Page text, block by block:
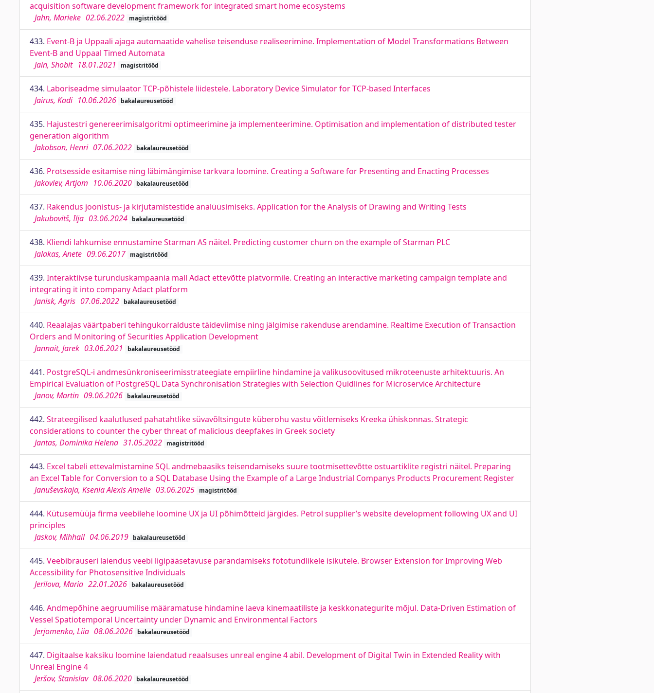
acquisition software development framework for integrated smart home ecosystems
Jahn, Marieke 02.06.2022 magistritööd
433. Event-B ja Uppaali ajaga automaatide vahelise teisenduse realiseerimine. Implementation of Model Transformations Between
Event-B and Uppaal Timed Automata
Jain, Shobit 18.01.2021 magistritööd
434. Laboriseadme simulaator TCP-põhistele liidestele. Laboratory Device Simulator for TCP-based Interfaces
Jairus, Kadi 10.06.2026 bakalaureusetööd
435. Hajustestri genereerimisalgoritmi optimeerimine ja implementeerimine. Optimisation and implementation of distributed tester
generation algorithm
Jakobson, Henri 07.06.2022 bakalaureusetööd
436. Protsesside esitamise ning läbimängimise tarkvara loomine. Creating a Software for Presenting and Enacting Processes
Jakovlev, Artjom 10.06.2020 bakalaureusetööd
437. Rakendus joonistus- ja kirjutamistestide analüüsimiseks. Application for the Analysis of Drawing and Writing Tests
Jakubovitš, Ilja 03.06.2024 bakalaureusetööd
438. Kliendi lahkumise ennustamine Starman AS näitel. Predicting customer churn on the example of Starman PLC
Jalakas, Anete 09.06.2017 magistritööd
439. Interaktiivse turunduskampaania mall Adact ettevõtte platvormile. Creating an interactive marketing campaign template and
integrating it into company Adact platform
Janisk, Agris 07.06.2022 bakalaureusetööd
440. Reaalajas väärtpaberi tehingukorralduste täideviimise ning jälgimise rakenduse arendamine. Realtime Execution of Transaction
Orders and Monitoring of Securities Application Development
Jannait, Jarek 03.06.2021 bakalaureusetööd
441. PostgreSQL-i andmesünkroniseerimisstrateegiate empiirline hindamine ja valikusoovitused mikroteenuste arhitektuuris. An
Empirical Evaluation of PostgreSQL Data Synchronisation Strategies with Selection Quidlines for Microservice Architecture
Janov, Martin 09.06.2026 bakalaureusetööd
442. Strateegilised kaalutlused pahatahtlike süvavõltsingute küberohu vastu võitlemiseks Kreeka ühiskonnas. Strategic
considerations to counter the cyber threat of malicious deepfakes in Greek society
Jantas, Dominika Helena 31.05.2022 magistritööd
443. Excel tabeli ettevalmistamine SQL andmebaasiks teisendamiseks suure tootmisettevõtte ostuartiklite registri näitel. Preparing
an Excel Table for Conversion to a SQL Database Using the Example of a Large Industrial Companys Products Procurement Register
Januševskaja, Ksenia Alexis Amelie 03.06.2025 magistritööd
444. Kütusemüüja firma veebilehe loomine UX ja UI põhimõtteid järgides. Petrol supplier’s website development following UX and UI
principles
Jaskov, Mihhail 04.06.2019 bakalaureusetööd
445. Veebibrauseri laiendus veebi ligipääsetavuse parandamiseks fototundlikele isikutele. Browser Extension for Improving Web
Accessibility for Photosensitive Individuals
Jerilova, Maria 22.01.2026 bakalaureusetööd
446. Andmepõhine aegruumilise määramatuse hindamine laeva kinemaatiliste ja keskkonategurite mõjul. Data-Driven Estimation of
Vessel Spatiotemporal Uncertainty under Dynamic and Environmental Factors
Jerjomenko, Liia 08.06.2026 bakalaureusetööd
447. Digitaalse kaksiku loomine laiendatud reaalsuses unreal engine 4 abil. Development of Digital Twin in Extended Reality with
Unreal Engine 4
Jeršov, Stanislav 08.06.2020 bakalaureusetööd